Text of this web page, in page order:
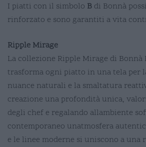
I piatti con il simbolo B di Bonnà
rinforzato e sono garantiti a vita
Ripple Mirage
La collezione Ripple Mirage di Bonnà
trasforma ogni piatto in una tela per
nuance naturali e la smaltatura
creazione una profondità unica,
degli chef e regalando allambiente
contemporaneo unatmosfera
e le linee moderne si uniscono a una